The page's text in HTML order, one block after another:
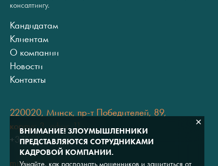
консалтингу.
Кандидатам
Клиентам
О компании
Новости
Контакты
220020, Минск, пр-т Победителей, 89,
корпус 3, офис 11
+375 (17) 334 80 07
minsk@adviros.by
ВНИМАНИЕ! ЗЛОУМЫШЛЕННИКИ
ПРЕДСТАВЛЯЮТСЯ СОТРУДНИКАМИ
КАДРОВОЙ КОМПАНИИ.
Узнайте, как распознать мошенников и защититься от